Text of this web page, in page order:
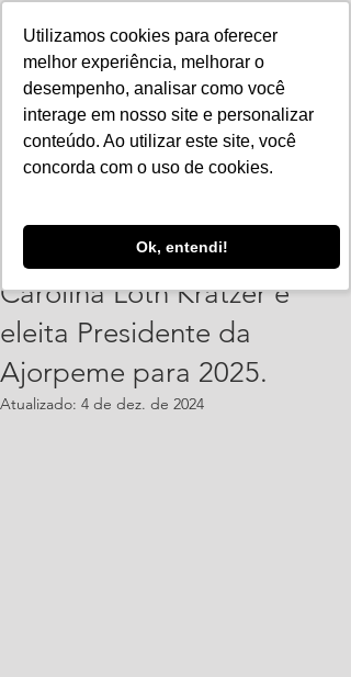
Utilizamos cookies para oferecer
melhor experiência, melhorar o
desempenho, analisar como você
interage em nosso site e personalizar
conteúdo. Ao utilizar este site, você
concorda com o uso de cookies.
Ok, entendi!
Carolina Loth Kratzer é
eleita Presidente da
Ajorpeme para 2025.
Vinicius Leonardo
Atualizado: 4 de dez. de 2024